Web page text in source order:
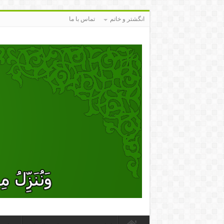
انگشتر و خاتم تماس با ما